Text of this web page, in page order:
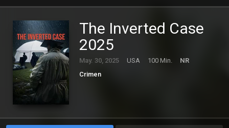
The Inverted Case
2025
May. 30, 2025 USA 100 Min.
NR
Crimen